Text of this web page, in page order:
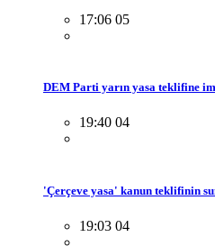
17:06 05
DEM Parti yarın yasa teklifine
19:40 04
'Çerçeve yasa' kanun teklifinin
19:03 04